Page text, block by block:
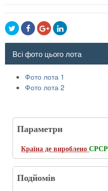
Всі фото цього лота
Фото лота 1
Фото лота 2
Параметри
Країна де вироблено СРСР
Подйомів